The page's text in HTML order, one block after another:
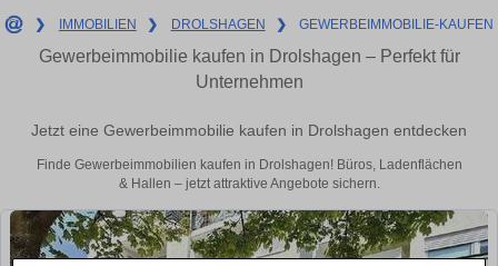
❯ IMMOBILIEN ❯ DROLSHAGEN ❯ GEWERBEIMMOBILIE-KAUFEN
Gewerbeimmobilie kaufen in Drolshagen – Perfekt für
Unternehmen
Jetzt eine Gewerbeimmobilie kaufen in Drolshagen entdecken
Finde Gewerbeimmobilien kaufen in Drolshagen! Büros, Ladenflächen
& Hallen – jetzt attraktive Angebote sichern.